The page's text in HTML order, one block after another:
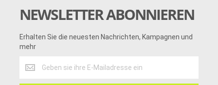
NEWSLETTER ABONNIEREN
Erhalten Sie die neuesten Nachrichten, Kampagnen und
mehr
Sie